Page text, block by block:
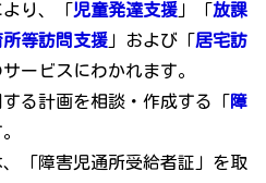
り、「児童発達支援 」「放課
所等訪問支援 」および「居宅訪
サービスにわかれます。
る計画を相談・作成する「障
「障害児通所受給者証」を取